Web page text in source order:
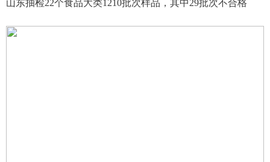
山东抽检22个食品大类1210批次样品，其中29批次不合格